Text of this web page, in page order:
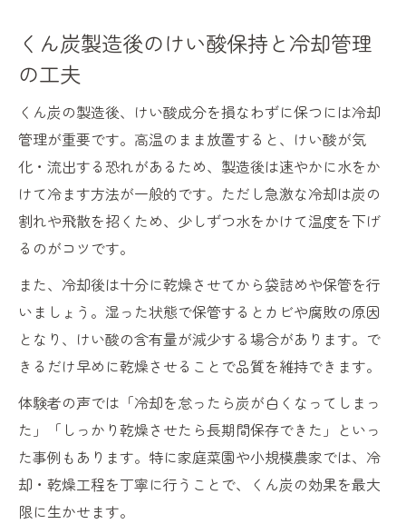
くん炭製造後のけい酸保持と冷却管理
の工夫
くん炭の製造後、けい酸成分を損なわずに保つには冷却
管理が重要です。高温のまま放置すると、けい酸が気
化・流出する恐れがあるため、製造後は速やかに水をか
けて冷ます方法が一般的です。ただし急激な冷却は炭の
割れや飛散を招くため、少しずつ水をかけて温度を下げ
るのがコツです。
また、冷却後は十分に乾燥させてから袋詰めや保管を行
いましょう。湿った状態で保管するとカビや腐敗の原因
となり、けい酸の含有量が減少する場合があります。で
きるだけ早めに乾燥させることで品質を維持できます。
体験者の声では「冷却を怠ったら炭が白くなってしまっ
た」「しっかり乾燥させたら長期間保存できた」といっ
た事例もあります。特に家庭菜園や小規模農家では、冷
却・乾燥工程を丁寧に行うことで、くん炭の効果を最大
限に生かせます。